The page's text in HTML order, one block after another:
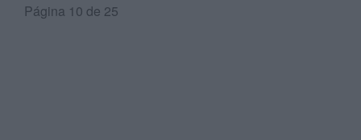
Página 10 de 25